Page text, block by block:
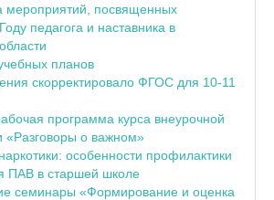
мероприятий, посвященных
педагога и наставника в
планов
скорректировало ФГОС для 10-11
программа курса внеурочной
«Разговоры о важном»
особенности профилактики
ПАВ в старшей школе
семинары «Формирование и оценка